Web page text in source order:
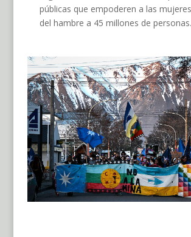
públicas que empoderen a las
del hambre a 45 millones de personas.